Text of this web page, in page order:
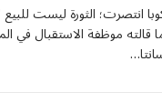
انتصرت؛ الثورة ليست
قالته موظفة الاستقبال في